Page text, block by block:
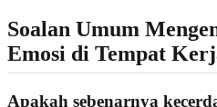
Soalan Umum
Emosi di Tempat
Apakah sebenarnya